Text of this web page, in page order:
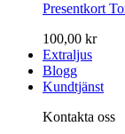
Presentkort
100,00 kr
Extraljus
Blogg
Kundtjänst
Kontakta oss